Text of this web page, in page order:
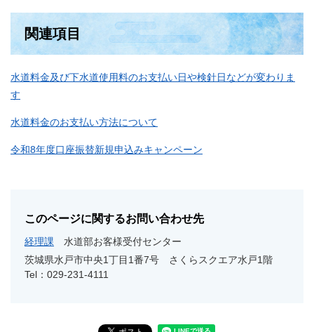
関連項目
水道料金及び下水道使用料のお支払い日や検針日などが変わりま
す
水道料金のお支払い方法について
令和8年度口座振替新規申込みキャンペーン
このページに関するお問い合わせ先
経理課
水道部お客様受付センター
茨城県水戸市中央1丁目1番7号 さくらスクエア水戸1階
Tel：029-231-4111